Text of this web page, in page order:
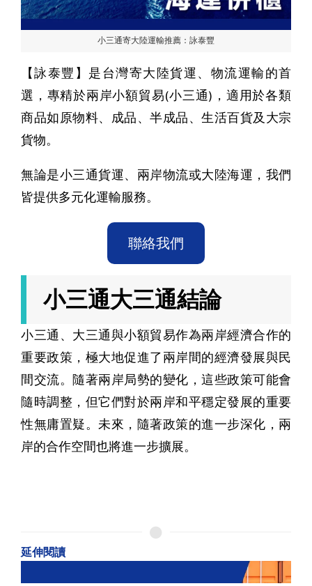
小三通寄大陸運輸推薦：詠泰豐
【詠泰豐】是台灣寄大陸貨運、物流運輸的首
選，專精於兩岸小額貿易(小三通)，適用於各類
商品如原物料、成品、半成品、生活百貨及大宗
貨物。
無論是小三通貨運、兩岸物流或大陸海運，我們
皆提供多元化運輸服務。
聯絡我們
小三通大三通結論
小三通、大三通與小額貿易作為兩岸經濟合作的
重要政策，極大地促進了兩岸間的經濟發展與民
間交流。隨著兩岸局勢的變化，這些政策可能會
隨時調整，但它們對於兩岸和平穩定發展的重要
性無庸置疑。未來，隨著政策的進一步深化，兩
岸的合作空間也將進一步擴展。
延伸閱讀